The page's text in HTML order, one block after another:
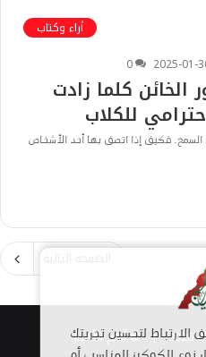
أراء وكتاب
2025-01-
0
الخائن كلما زادت
للكلاب
فكيف إذا اتصف بها أحد الأشخاص
|
© أهم الأخبار
لتحسين تجربتك